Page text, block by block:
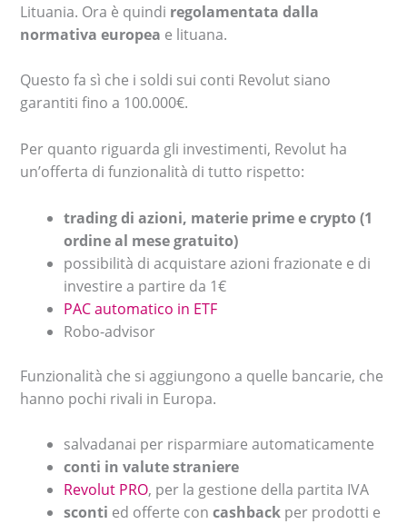
Lituania. Ora è quindi regolamentata dalla
normativa europea e lituana.
Questo fa sì che i soldi sui conti Revolut siano
garantiti fino a 100.000€.
Per quanto riguarda gli investimenti, Revolut ha
un’offerta di funzionalità di tutto rispetto:
trading di azioni, materie prime e crypto (1
ordine al mese gratuito)
possibilità di acquistare azioni frazionate e di
investire a partire da 1€
PAC automatico in ETF
Robo-advisor
Funzionalità che si aggiungono a quelle bancarie, che
hanno pochi rivali in Europa.
salvadanai per risparmiare automaticamente
conti in valute straniere
Revolut PRO, per la gestione della partita IVA
sconti ed offerte concashback per prodotti e